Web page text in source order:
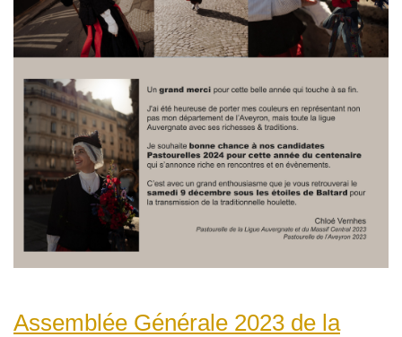
Assemblée Générale 2023 de la